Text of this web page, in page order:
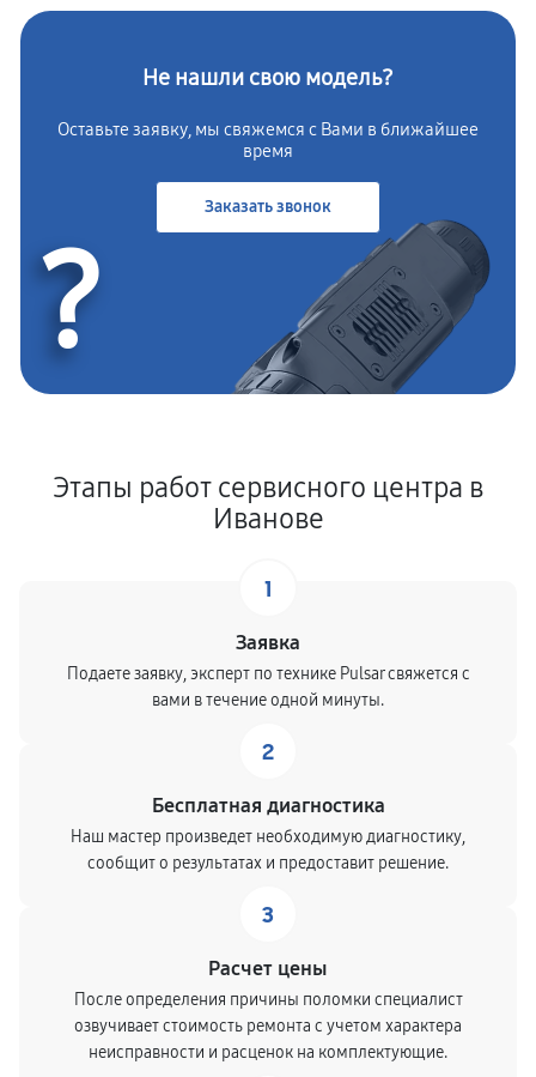
Не нашли свою модель?
Оставьте заявку, мы свяжемся с Вами в ближайшее
время
Заказать звонок
?
Этапы работ сервисного центра в
Иванове
1
Заявка
Подаете заявку, эксперт по технике Pulsar свяжется с
вами в течение одной минуты.
2
Бесплатная диагностика
Наш мастер произведет необходимую диагностику,
сообщит о результатах и предоставит решение.
3
Расчет цены
После определения причины поломки специалист
озвучивает стоимость ремонта с учетом характера
неисправности и расценок на комплектующие.